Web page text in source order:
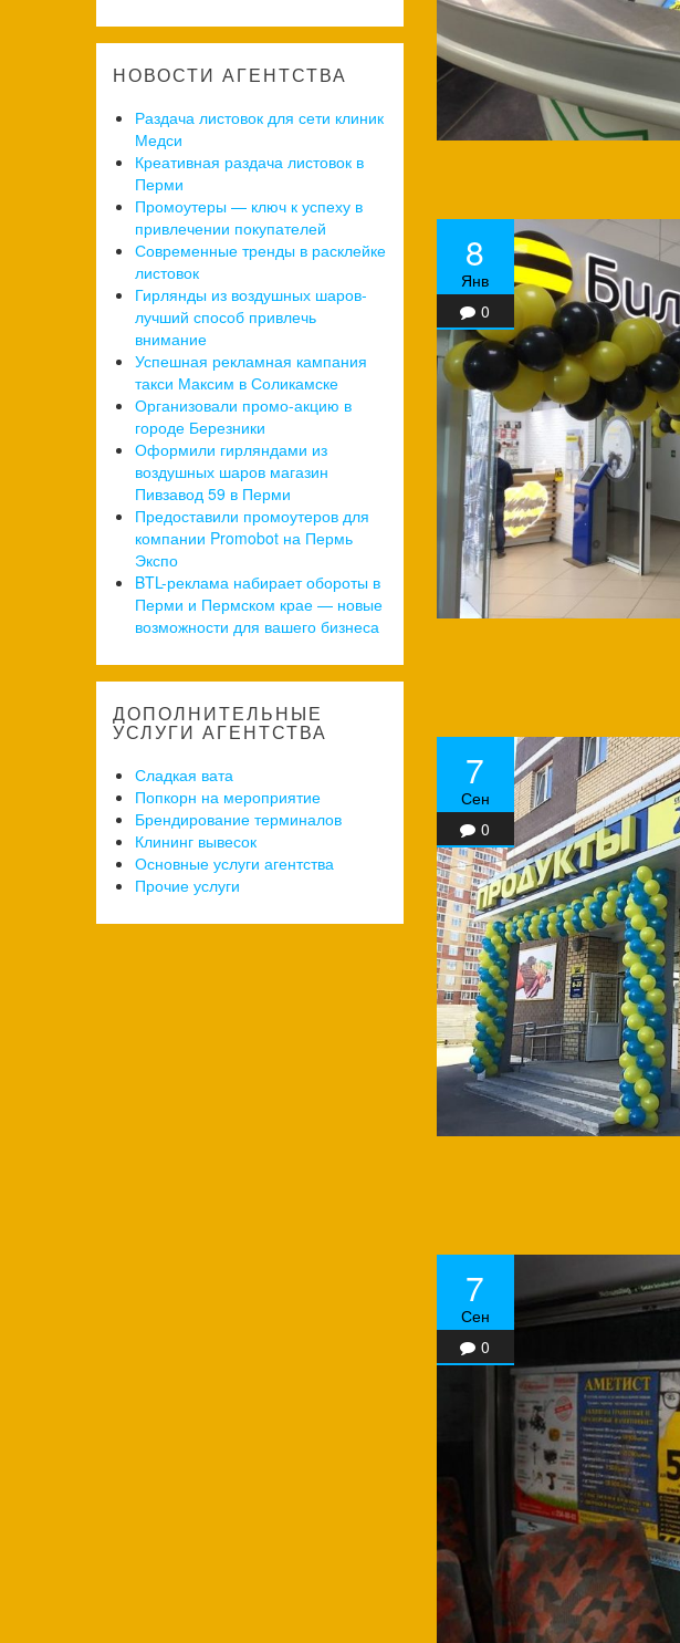
НОВОСТИ АГЕНТСТВА
Раздача листовок для сети клиник
Медси
Креативная раздача листовок в
Перми
Промоутеры — ключ к успеху в
привлечении покупателей
Современные тренды в расклейке
листовок
Гирлянды из воздушных шаров-
лучший способ привлечь
внимание
Успешная рекламная кампания
такси Максим в Соликамске
Организовали промо-акцию в
городе Березники
Оформили гирляндами из
воздушных шаров магазин
Пивзавод 59 в Перми
Предоставили промоутеров для
компании Promobot на Пермь
Экспо
BTL-реклама набирает обороты в
Перми и Пермском крае — новые
возможности для вашего бизнеса
ДОПОЛНИТЕЛЬНЫЕ
УСЛУГИ АГЕНТСТВА
Сладкая вата
Попкорн на мероприятие
Брендирование терминалов
Клининг вывесок
Основные услуги агентства
Прочие услуги
8
Янв
0
7
Сен
0
7
Сен
0